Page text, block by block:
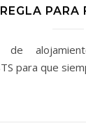
de
para que